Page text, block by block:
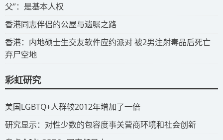
父”：是基本人权
​香港同志伴侣的公屋与遗嘱之路
​香港：内地硕士生交友软件应约派对 被2男注射毒品后死亡
弃尸空地
彩虹研究
​美国LGBTQ+人群较2012年增加了一倍
​研究显示：对性少数的包容度事关营商环境和社会创新